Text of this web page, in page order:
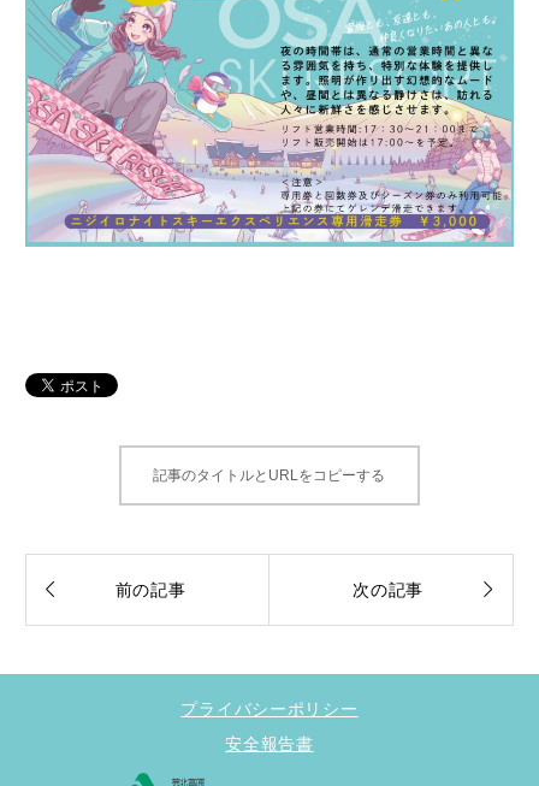
記事のタイトルとURLをコピーする
 前の記事 次の記事 
プライバシーポリシー
安全報告書